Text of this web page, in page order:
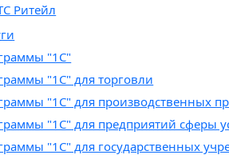
Ритейл
"1С"
"1C" для торговли
"1C" для производственных
"1C" для предприятий сферы
"1С" для государственных